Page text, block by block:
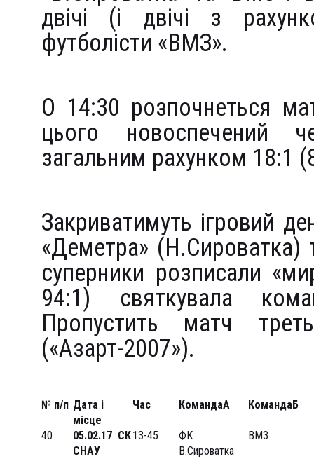
двічі (і двічі з
футболісти «ВМЗ».
О 14:30 розпочнеться
цього новоспечений
загальним рахунком 18:1
Закриватимуть ігровий
«Деметра» (Н.Сироватка)
суперники розписали
94:1) святкувала
Пропустить матч
(«Азарт-2007»).
№ п/п Дата і
місце
Час КомандаА КомандаБ
40 05.02.17 СК
СНАУ
13-45
ФК
В.Сироватка
ВМЗ